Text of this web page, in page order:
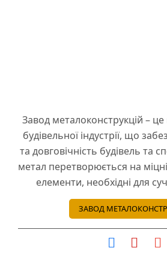
Завод металоконструкцій –
будівельної індустрії, що
та довговічність будівель та
метал перетворюється на
елементи, необхідні для
ЗАВОД